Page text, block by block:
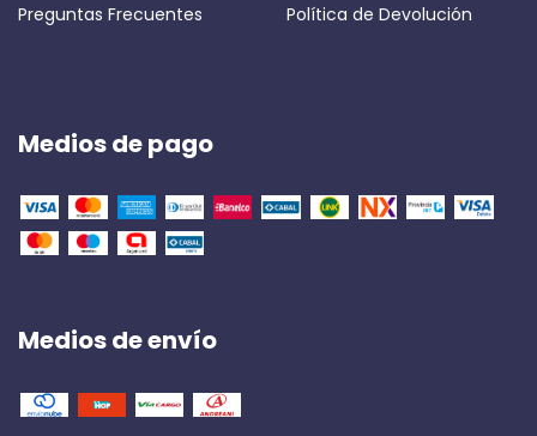
Preguntas Frecuentes Política de Devolución
Medios de pago
Medios de envío